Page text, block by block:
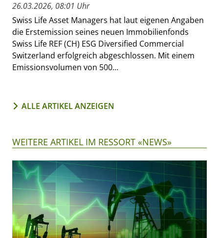
26.03.2026, 08:01 Uhr
Swiss Life Asset Managers hat laut eigenen Angaben
die Erstemission seines neuen Immobilienfonds
Swiss Life REF (CH) ESG Diversified Commercial
Switzerland erfolgreich abgeschlossen. Mit einem
Emissionsvolumen von 500...
ALLE ARTIKEL ANZEIGEN
WEITERE ARTIKEL IM RESSORT «NEWS»